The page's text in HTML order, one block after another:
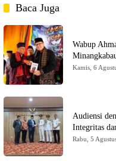
Baca Juga
Wabup
Kamis, 6
Audiensi
Integritas
Rabu, 5